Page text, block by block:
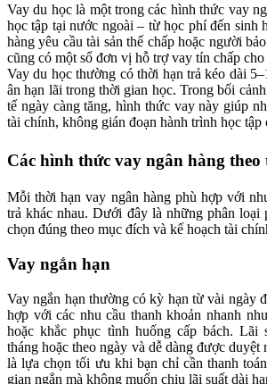
Vay du học là một trong các hình thức vay
học tập tại nước ngoài – từ học phí đến sinh
hàng yêu cầu tài sản thế chấp hoặc người
cũng có một số đơn vị hỗ trợ vay tín chấp
Vay du học thường có thời hạn trả kéo dài
ân hạn lãi trong thời gian học. Trong bối
tế ngày càng tăng, hình thức vay này giúp
tài chính, không gián đoạn hành trình học tập
Các hình thức vay ngân hàng
Mỗi thời hạn vay ngân hàng phù hợp với
trả khác nhau. Dưới đây là những phân loại
chọn đúng theo mục đích và kế hoạch tài
Vay ngắn hạn
Vay ngắn hạn thường có kỳ hạn từ vài ngày
hợp với các nhu cầu thanh khoản nhanh
hoặc khắc phục tình huống cấp bách. Lãi
tháng hoặc theo ngày và dễ dàng được
là lựa chọn tối ưu khi bạn chỉ cần thanh
gian ngắn mà không muốn chịu lãi suất dài